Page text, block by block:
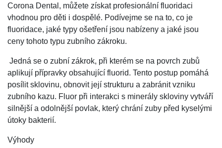
Corona Dental, můžete získat profesionální fluoridaci
vhodnou pro děti i dospělé. Podívejme se na to, co je
fluoridace, jaké typy ošetření jsou nabízeny a jaké jsou
ceny tohoto typu zubního zákroku.
Jedná se o zubní zákrok, při kterém se na povrch zubů
aplikují přípravky obsahující fluorid. Tento postup pomáhá
posílit sklovinu, obnovit její strukturu a zabránit vzniku
zubního kazu. Fluor při interakci s minerály skloviny vytváří
silnější a odolnější povlak, který chrání zuby před kyselými
útoky bakterií.
Výhody